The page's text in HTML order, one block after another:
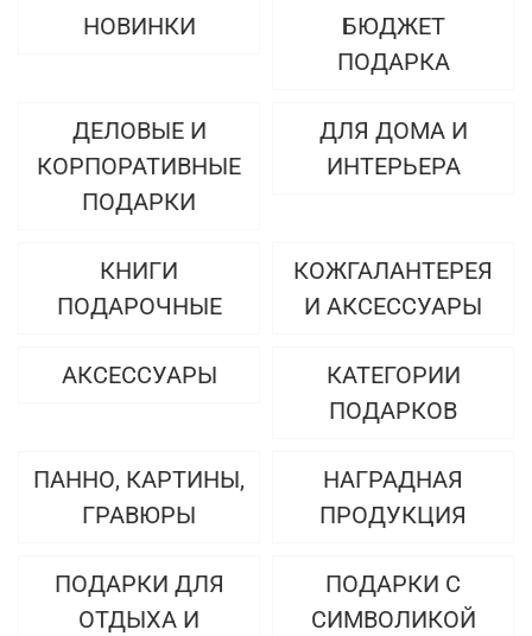
НОВИНКИ
БЮДЖЕТ
ПОДАРКА
ДЕЛОВЫЕ И
КОРПОРАТИВНЫЕ
ПОДАРКИ
ДЛЯ ДОМА И
ИНТЕРЬЕРА
КНИГИ
ПОДАРОЧНЫЕ
КОЖГАЛАНТЕРЕЯ
И АКСЕССУАРЫ
АКСЕССУАРЫ
КАТЕГОРИИ
ПОДАРКОВ
ПАННО, КАРТИНЫ,
ГРАВЮРЫ
НАГРАДНАЯ
ПРОДУКЦИЯ
ПОДАРКИ ДЛЯ
ОТДЫХА И
ПОДАРКИ С
СИМВОЛИКОЙ